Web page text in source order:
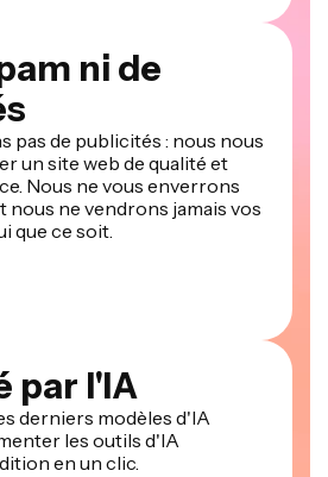
ni de
pas de publicités : nous nous
un site web de qualité et
Nous ne vous enverrons
nous ne vendrons jamais vos
que ce soit.
par l'IA
derniers modèles d'IA
les outils d'IA
en un clic.